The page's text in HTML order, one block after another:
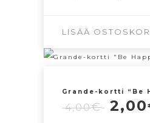
LISÄÄ
Grande-kortti “Be
4,00€ 2,00